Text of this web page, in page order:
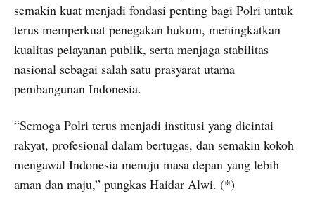
semakin kuat menjadi fondasi penting bagi Polri untuk
terus memperkuat penegakan hukum, meningkatkan
kualitas pelayanan publik, serta menjaga stabilitas
nasional sebagai salah satu prasyarat utama
pembangunan Indonesia.
“Semoga Polri terus menjadi institusi yang dicintai
rakyat, profesional dalam bertugas, dan semakin kokoh
mengawal Indonesia menuju masa depan yang lebih
aman dan maju,” pungkas Haidar Alwi. (*)